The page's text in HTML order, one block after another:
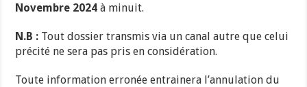
Novembre 2024 à minuit.
N.B : Tout dossier transmis via un canal autre que celui
précité ne sera pas pris en considération.
Toute information erronée entrainera l’annulation du